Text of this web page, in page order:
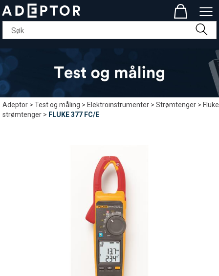
Adeptor>Test og måling>Elektroinstrumenter>Strømtenger>Fluke
strømtenger> FLUKE 377 FC/E